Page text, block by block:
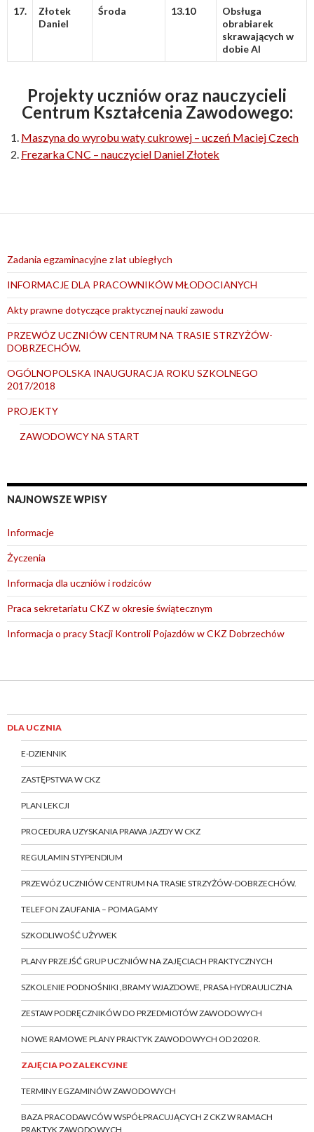
17.
Złotek
Daniel
Środa 13.10
Obsługa
obrabiarek
skrawających w
dobie AI
Projekty uczniów oraz nauczycieli
Centrum Kształcenia Zawodowego:
Maszyna do wyrobu waty cukrowej – uczeń Maciej Czech
Frezarka CNC – nauczyciel Daniel Złotek
Zadania egzaminacyjne z lat ubiegłych
INFORMACJE DLA PRACOWNIKÓW MŁODOCIANYCH
Akty prawne dotyczące praktycznej nauki zawodu
PRZEWÓZ UCZNIÓW CENTRUM NA TRASIE STRZYŻÓW-
DOBRZECHÓW.
OGÓLNOPOLSKA INAUGURACJA ROKU SZKOLNEGO
2017/2018
PROJEKTY
ZAWODOWCY NA START
NAJNOWSZE WPISY
Informacje
Życzenia
Informacja dla uczniów i rodziców
Praca sekretariatu CKZ w okresie świątecznym
Informacja o pracy Stacji Kontroli Pojazdów w CKZ Dobrzechów
DLA UCZNIA
E-DZIENNIK
ZASTĘPSTWA W CKZ
PLAN LEKCJI
PROCEDURA UZYSKANIA PRAWA JAZDY W CKZ
REGULAMIN STYPENDIUM
PRZEWÓZ UCZNIÓW CENTRUM NA TRASIE STRZYŻÓW-DOBRZECHÓW.
TELEFON ZAUFANIA – POMAGAMY
SZKODLIWOŚĆ UŻYWEK
PLANY PRZEJŚĆ GRUP UCZNIÓW NA ZAJĘCIACH PRAKTYCZNYCH
SZKOLENIE PODNOŚNIKI ,BRAMY WJAZDOWE, PRASA HYDRAULICZNA
ZESTAW PODRĘCZNIKÓW DO PRZEDMIOTÓW ZAWODOWYCH
NOWE RAMOWE PLANY PRAKTYK ZAWODOWYCH OD 2020 R.
ZAJĘCIA POZALEKCYJNE
TERMINY EGZAMINÓW ZAWODOWYCH
BAZA PRACODAWCÓW WSPÓŁPRACUJĄCYCH Z CKZ W RAMACH
PRAKTYK ZAWODOWYCH